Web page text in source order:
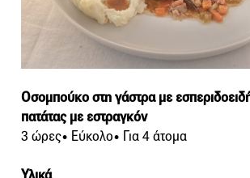
Οσομπούκο στη γάστρα με
πατάτας με εστραγκόν
3 ώρες• Εύκολο• Για 4 άτομα